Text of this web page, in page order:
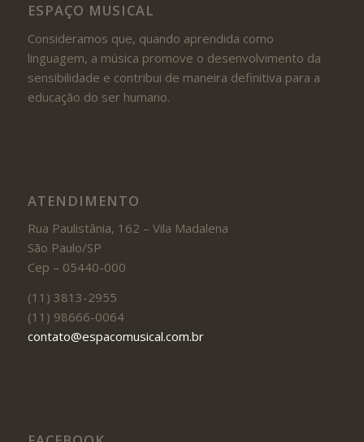
ESPAÇO MUSICAL
Consideramos que, quando aprendida como
linguagem, a música promove o desenvolvimento da
sensibilidade e contribui de maneira definitiva para a
educação do ser humano.
ATENDIMENTO
Rua Paulistânia, 162 – Vila Madalena
São Paulo/SP
Cep – 05440-000
(11) 3813-2955
(11) 98666-0064
contato@espacomusical.com.br